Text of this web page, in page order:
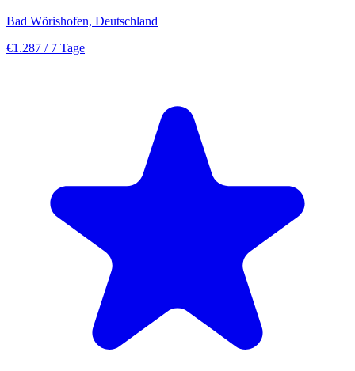
Bad Wörishofen, Deutschland
€1.287 / 7 Tage